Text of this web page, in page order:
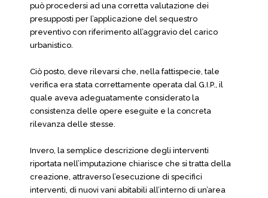
può procedersi ad una corretta valutazione dei
presupposti per l’applicazione del sequestro
preventivo con riferimento all’aggravio del carico
urbanistico.
Ciò posto, deve rilevarsi che, nella fattispecie, tale
verifica era stata correttamente operata dal G.I.P., il
quale aveva adeguatamente considerato la
consistenza delle opere eseguite e la concreta
rilevanza delle stesse.
Invero, la semplice descrizione degli interventi
riportata nell’imputazione chiarisce che si tratta della
creazione, attraverso l’esecuzione di specifici
interventi, di nuovi vani abitabili all’interno di un’area